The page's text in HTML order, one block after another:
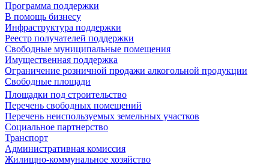
Программа поддержки
В помощь бизнесу
Инфраструктура поддержки
Реестр получателей поддержки
Свободные муниципальные помещения
Имущественная поддержка
Ограничение розничной продажи алкогольной продукции
Свободные площади
Площадки под строительство
Перечень свободных помещений
Перечень неиспользуемых земельных участков
Социальное партнерство
Транспорт
Административная комиссия
Жилищно-коммунальное хозяйство